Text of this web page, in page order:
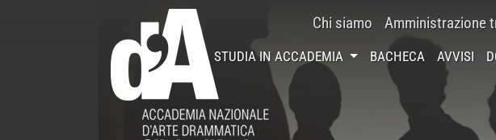
Chi siamo Amministrazione
STUDIA IN ACCADEMIA BACHECA AVVISI